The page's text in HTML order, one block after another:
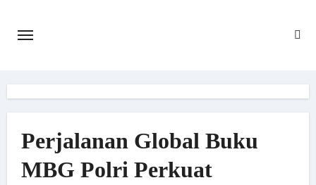
Perjalanan Global Buku
MBG Polri Perkuat